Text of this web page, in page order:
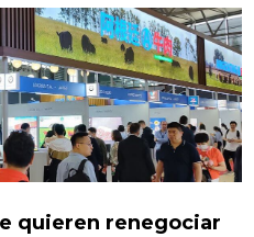
quieren renegociar